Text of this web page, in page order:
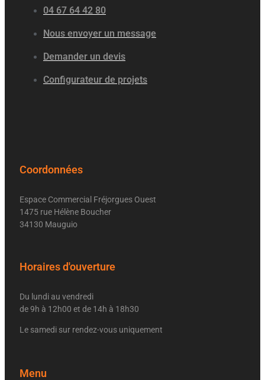
04 67 64 42 80
Nous envoyer un message
Demander un devis
Configurateur de projets
Coordonnées
Espace Commercial Fréjorgues Ouest
1475 rue Hélène Boucher
34130 Mauguio
Horaires d'ouverture
Du lundi au vendredi
de 9h à 12h00 et de 14h à 18h30
Le samedi sur rendez-vous uniquement
Menu